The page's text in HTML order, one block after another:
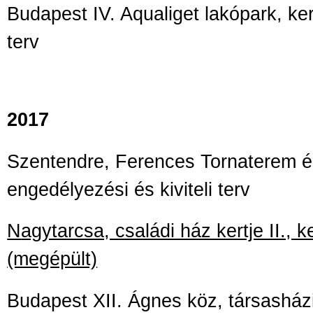
Budapest IV. Aqualiget lakópark,
terv
2017
Szentendre, Ferences Tornaterem
engedélyezési és kiviteli terv
Nagytarcsa, családi ház kertje II.,
(megépült)
Budapest XII. Ágnes köz,